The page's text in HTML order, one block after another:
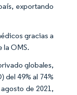
exportando
gracias a
la OMS.
globales,
49% al 74%
de 2021,